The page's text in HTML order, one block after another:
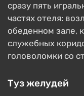
сразу пять
частях отеля:
обеденном зале,
служебных
головоломки со
Туз желудей